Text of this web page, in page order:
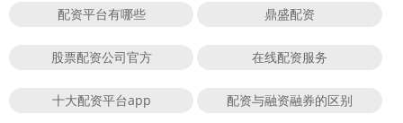
配资平台有哪些 鼎盛配资
股票配资公司官方 在线配资服务
十大配资平台app 配资与融资融券的区别